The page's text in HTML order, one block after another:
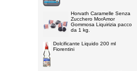
Horvath Caramelle Senza
Zucchero MorAmor
Gommosa Liquirizia pacco
da 1 kg.
Dolcificante Liquido 200 ml
Fiorentini